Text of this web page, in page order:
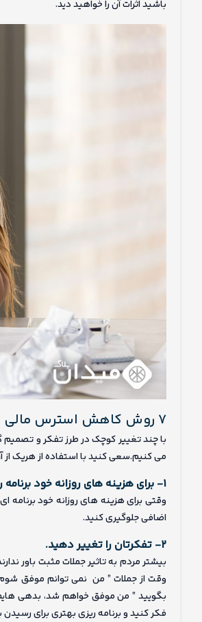
باشید اثرات آن را خواهید دید.
۷ روش کاهش استرس مالی
با چند تغییر کوچک در طرز تفکر و
می کنیم.سعی کنید با استفاده از هریک از
۱- برای هزینه های روزانه خود برنامه ریزی کنید.
وقتی برای هزینه های روزانه خود
اضافی جلوگیری کنید.
۲- تفکرتان را تغییر دهید.
بیشتر مردم به تاثیر جملات مثبت باور
وقت از جملات ” من نمی توانم موفق شوم،
بگویید ” من موفق خواهم شد، بدهی هایم
فکر کنید و برنامه ریزی بهتری برای